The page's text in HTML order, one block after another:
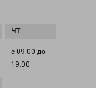
с 09:00 до
19:00